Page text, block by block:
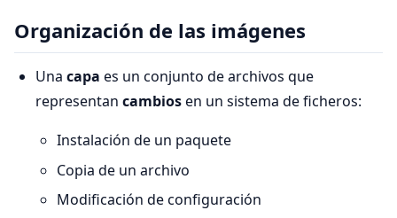
Organización de las imágenes
Una capa es un conjunto de archivos que
representan cambiosen un sistema de ficheros:
Instalación de un paquete
Copia de un archivo
Modificación de configuración